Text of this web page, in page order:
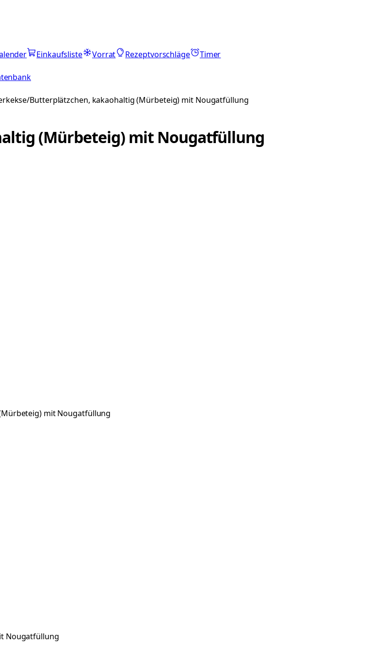
Einkaufsliste Vorrat Rezeptvorschläge
Timer
Butterplätzchen, kakaohaltig (Mürbeteig) mit Nougatfüllung
(Mürbeteig) mit Nougatfüllung
mit Nougatfüllung
Nougatfüllung